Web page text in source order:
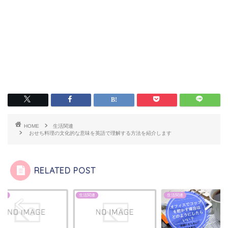
HOME
生活関連
おせち料理の文化的な意味を英語で理解する方法を紹介します
RELATED POST
生活関連 生活関連